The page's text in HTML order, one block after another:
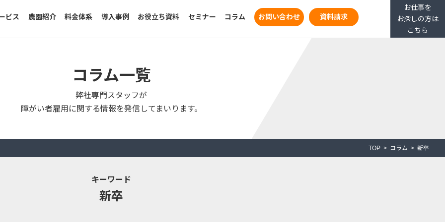
ビス 農園紹介 料金体系 導入事例 お役立ち資料 セミナー コラム お問い合わせ 資料請求
お仕事を
お探しの方は
こちら
コラム一覧
弊社専門スタッフが
障がい者雇用に関する情報を発信してまいります。
TOP コラム 新卒
キーワード
新卒